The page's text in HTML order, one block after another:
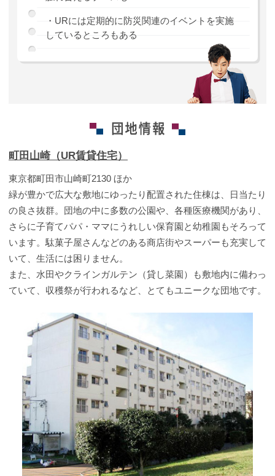
・URには定期的に防災関連のイベントを実施
しているところもある
町田山崎（UR賃貸住宅）
東京都町田市山崎町2130 ほか
緑が豊かで広大な敷地にゆったり配置された住棟は、日当たり
の良さ抜群。団地の中に多数の公園や、各種医療機関があり、
さらに子育てパパ・ママにうれしい保育園と幼稚園もそろって
います。駄菓子屋さんなどのある商店街やスーパーも充実して
いて、生活には困りません。
また、水田やクラインガルテン（貸し菜園）も敷地内に備わっ
ていて、収穫祭が行われるなど、とてもユニークな団地です。